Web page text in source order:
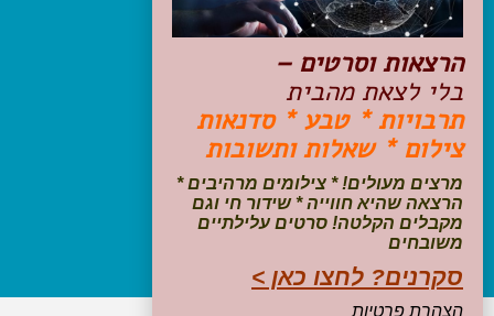
מלונות בוטיק בישראל
טיפים והמלצות
הכנות לנסיעה
טיולי ג'יפים
טיולים עם ילדים
שייט, הפלגות, קרוזים
עקבו אחרינו בפייסבוק
הרצאות וסרטים –
בלי לצאת מהבית
תרבויות * טבע * סדנאות
צילום * שאלות ותשובות
מרצים מעולים! * צילומים מרהיבים *
הרצאה שהיא חווייה * שידור חי וגם
מקבלים הקלטה! סרטים עלילתיים
משובחים
סקרנים? לחצו כאן >
הצהרת פרטיות